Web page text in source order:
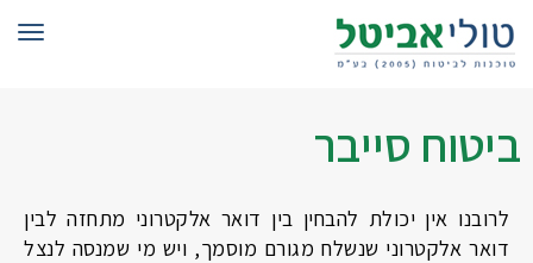
ביטוח סייבר
לרובנו אין יכולת להבחין בין דואר אלקטרוני מתחזה לבין
דואר אלקטרוני שנשלח מגורם מוסמך, ויש מי שמנסה לנצל